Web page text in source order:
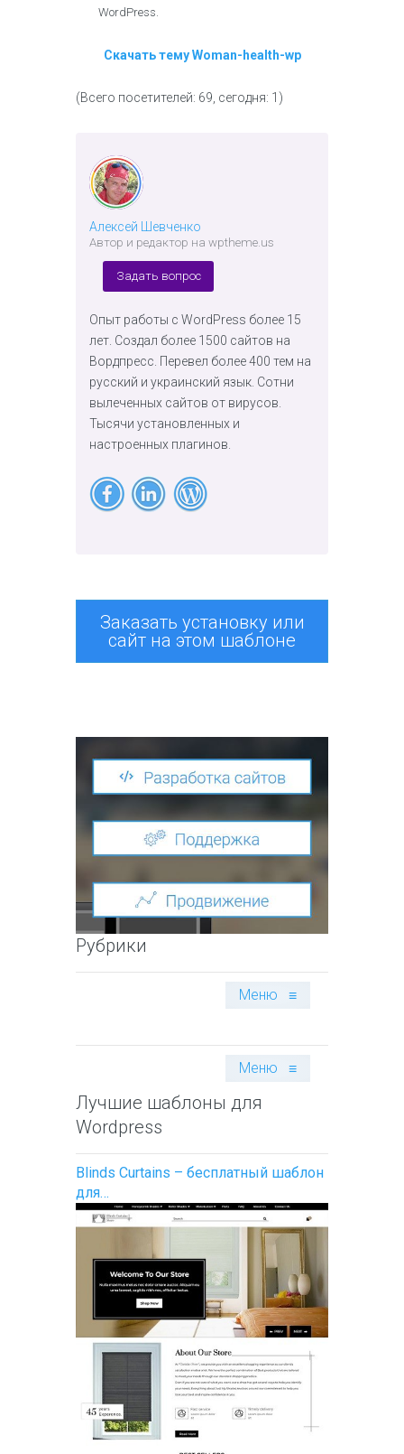
WordPress.
Скачать тему Woman-health-wp
(Всего посетителей: 69, сегодня: 1)
Алексей Шевченко
Автор и редактор на wptheme.us
Задать вопрос
Опыт работы с WordPress более 15
лет. Создал более 1500 сайтов на
Вордпресс. Перевел более 400 тем на
русский и украинский язык. Сотни
вылеченных сайтов от вирусов.
Тысячи установленных и
настроенных плагинов.
Заказать установку или
сайт на этом шаблоне
Рубрики
Меню ≡
Меню ≡
Лучшие шаблоны для
Wordpress
Blinds Curtains – бесплатный шаблон
для…